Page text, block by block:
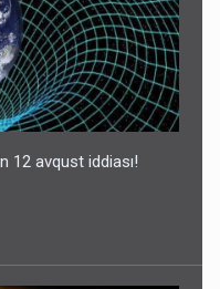
12 avqust iddiası!